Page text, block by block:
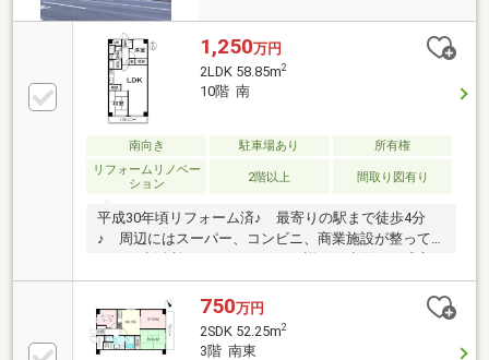
1,250万円
2LDK 58.85m2
10階 南
南向き 駐車場あり
所有権
リフォームリノベー
ション
2階以上 間取り図有り
平成30年頃リフォーム済♪ 最寄りの駅まで徒歩4分
♪ 周辺にはスーパー、コンビニ、商業施設が整って
換、床・クロス張替え、畳表替え
750万円
2SDK 52.25m2
3階 南東